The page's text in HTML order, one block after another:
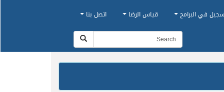
في البرامج قياس الرضا اتصل بنا